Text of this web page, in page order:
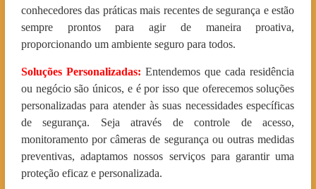
conhecedores das práticas mais recentes de segurança e estão
sempre prontos para agir de maneira proativa,
proporcionando um ambiente seguro para todos.
Soluções Personalizadas: Entendemos que cada residência
ou negócio são únicos, e é por isso que oferecemos soluções
personalizadas para atender às suas necessidades específicas
de segurança. Seja através de controle de acesso,
monitoramento por câmeras de segurança ou outras medidas
preventivas, adaptamos nossos serviços para garantir uma
proteção eficaz e personalizada.